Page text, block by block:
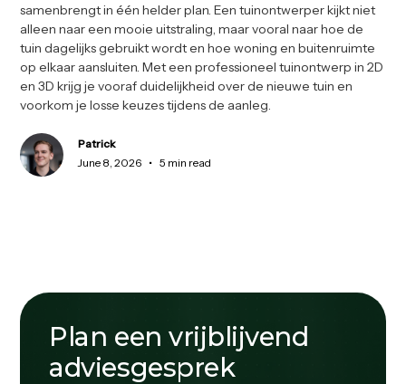
samenbrengt in één helder plan. Een tuinontwerper kijkt niet
alleen naar een mooie uitstraling, maar vooral naar hoe de
tuin dagelijks gebruikt wordt en hoe woning en buitenruimte
op elkaar aansluiten. Met een professioneel tuinontwerp in 2D
en 3D krijg je vooraf duidelijkheid over de nieuwe tuin en
voorkom je losse keuzes tijdens de aanleg.
Patrick
June 8, 2026 • 5 min read
Plan een vrijblijvend
adviesgesprek